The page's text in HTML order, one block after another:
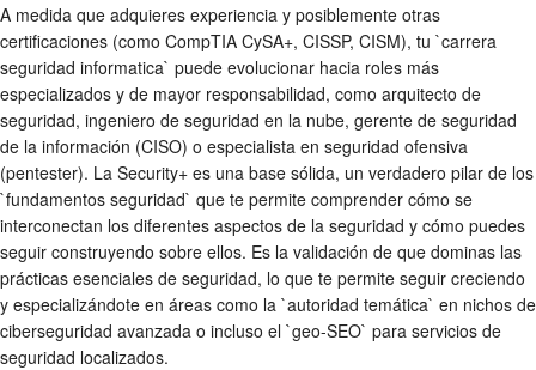
A medida que adquieres experiencia y posiblemente otras
certificaciones (como CompTIA CySA+, CISSP, CISM), tu `carrera
seguridad informatica` puede evolucionar hacia roles más
especializados y de mayor responsabilidad, como arquitecto de
seguridad, ingeniero de seguridad en la nube, gerente de seguridad
de la información (CISO) o especialista en seguridad ofensiva
(pentester). La Security+ es una base sólida, un verdadero pilar de los
`fundamentos seguridad` que te permite comprender cómo se
interconectan los diferentes aspectos de la seguridad y cómo puedes
seguir construyendo sobre ellos. Es la validación de que dominas las
prácticas esenciales de seguridad, lo que te permite seguir creciendo
y especializándote en áreas como la `autoridad temática` en nichos de
ciberseguridad avanzada o incluso el `geo-SEO` para servicios de
seguridad localizados.